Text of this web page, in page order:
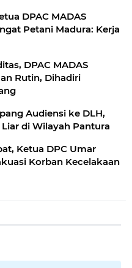
DPAC MADAS
Petani Madura: Kerja
DPAC MADAS
Rutin, Dihadiri
Audiensi ke DLH,
di Wilayah Pantura
Ketua DPC Umar
Korban Kecelakaan